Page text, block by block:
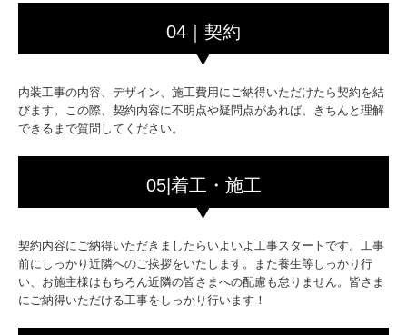
04｜契約
内装工事の内容、デザイン、施工費用にご納得いただけたら契約を結
びます。この際、契約内容に不明点や疑問点があれば、きちんと理解
できるまで質問してください。
05|着工・施工
契約内容にご納得いただきましたらいよいよ工事スタートです。工事
前にしっかり近隣へのご挨拶をいたします。また養生等しっかり行
い、お施主様はもちろん近隣の皆さまへの配慮も怠りません。皆さま
にご納得いただける工事をしっかり行います！